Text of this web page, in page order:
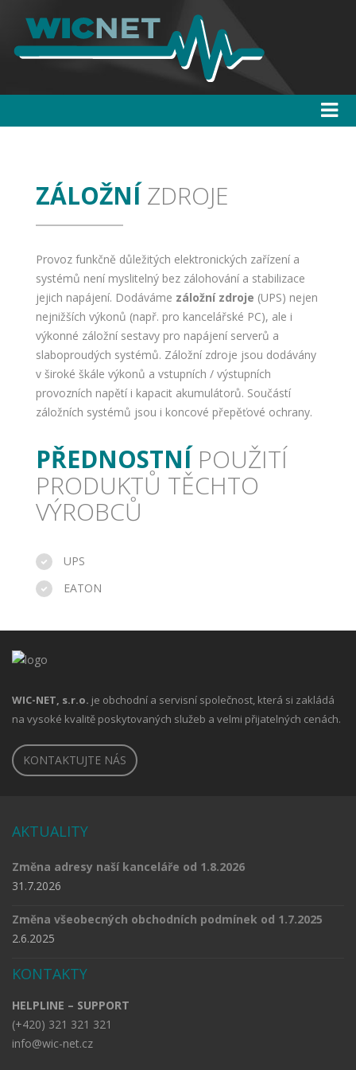
ZÁLOŽNÍ ZDROJE
Provoz funkčně důležitých elektronických zařízení a
systémů není myslitelný bez zálohování a stabilizace
jejich napájení. Dodáváme záložní zdroje (UPS) nejen
nejnižších výkonů (např. pro kancelářské PC), ale i
výkonné záložní sestavy pro napájení serverů a
slaboproudých systémů. Záložní zdroje jsou dodávány
v široké škále výkonů a vstupních / výstupních
provozních napětí i kapacit akumulátorů. Součástí
záložních systémů jsou i koncové přepěťové ochrany.
PŘEDNOSTNÍ POUŽITÍ
PRODUKTŮ TĚCHTO
VÝROBCŮ
UPS
EATON
WIC-NET, s.r.o. je obchodní a servisní společnost, která si zakládá
na vysoké kvalitě poskytovaných služeb a velmi přijatelných cenách.
KONTAKTUJTE NÁS
AKTUALITY
Změna adresy naší kanceláře od 1.8.2026
31.7.2026
Změna všeobecných obchodních podmínek od 1.7.2025
2.6.2025
KONTAKTY
HELPLINE – SUPPORT
(+420) 321 321 321
info@wic-net.cz